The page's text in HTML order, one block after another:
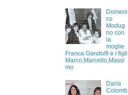
Domeni
co
Modug
no con
la
moglie
Franca Gandolfi e i figli
Marco,Marcello,Massi
mo
Daria
Colomb